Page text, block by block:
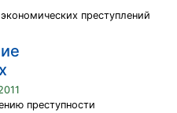
преступлений
преступности